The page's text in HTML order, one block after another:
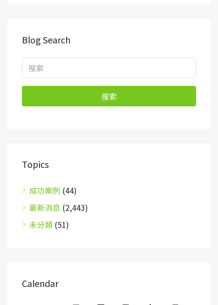
Blog Search
搜索
Topics
成功案例 (44)
最新消息 (2,443)
未分類 (51)
Calendar